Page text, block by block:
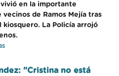
en la importante
vecinos de Ramos Mejía tras
kiosquero. La Policía arrojó
"Cristina no está